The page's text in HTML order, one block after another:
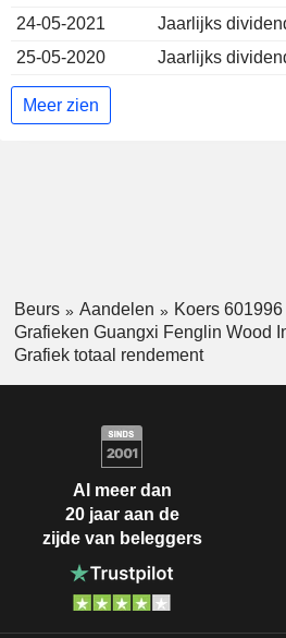
24-05-2021
Jaarlijks
25-05-2020
Jaarlijks
Meer zien
Beurs Aandelen
Koers 601996
Grafieken Guangxi Fenglin Wood
Grafiek totaal rendement
Al meer dan
20 jaar aan de
zijde van beleggers